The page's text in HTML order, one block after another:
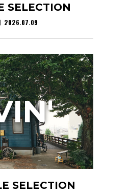
SELECTION
2026.07.09
SELECTION